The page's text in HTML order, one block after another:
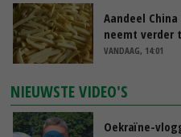
Aandeel
neemt verder
VANDAAG, 14:01
NIEUWSTE VIDEO'S
Oekraïne-